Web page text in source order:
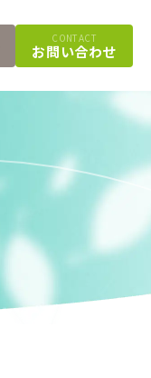
CONTACT
お問い合わせ